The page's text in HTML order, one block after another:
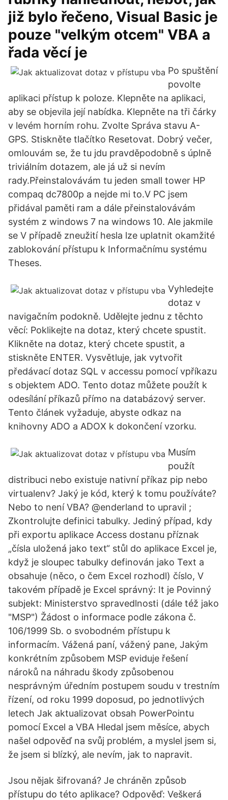
již bylo řečeno, Visual Basic je
pouze "velkým otcem" VBA a
řada věcí je
Po spuštění
povolte
aplikaci přístup k poloze. Klepněte na aplikaci,
aby se objevila její nabídka. Klepněte na tři čárky
v levém horním rohu. Zvolte Správa stavu A-
GPS. Stiskněte tlačítko Resetovat. Dobrý večer,
omlouvám se, že tu jdu pravděpodobně s úplně
triviálním dotazem, ale já už si nevím
rady.Přeinstalovávám tu jeden small tower HP
compaq dc7800p a nejde mi to.V PC jsem
přidával paměti ram a dále přeinstalovávám
systém z windows 7 na windows 10. Ale jakmile
se V případě zneužití hesla lze uplatnit okamžité
zablokování přístupu k Informačnímu systému
Theses.
Vyhledejte
dotaz v
navigačním podokně. Udělejte jednu z těchto
věcí: Poklikejte na dotaz, který chcete spustit.
Klikněte na dotaz, který chcete spustit, a
stiskněte ENTER. Vysvětluje, jak vytvořit
předávací dotaz SQL v accessu pomocí vpříkazu
s objektem ADO. Tento dotaz můžete použít k
odesílání příkazů přímo na databázový server.
Tento článek vyžaduje, abyste odkaz na
knihovny ADO a ADOX k dokončení vzorku.
Musím
použít
distribuci nebo existuje nativní příkaz pip nebo
virtualenv? Jaký je kód, který k tomu používáte?
Nebo to není VBA? @enderland to upravil ;
Zkontrolujte definici tabulky. Jediný případ, kdy
při exportu aplikace Access dostanu příznak
„čísla uložená jako text“ stůl do aplikace Excel je,
když je sloupec tabulky definován jako Text a
obsahuje (něco, o čem Excel rozhodl) číslo, V
takovém případě je Excel správný: It je Povinný
subjekt: Ministerstvo spravedlnosti (dále též jako
"MSP") Žádost o informace podle zákona č.
106/1999 Sb. o svobodném přístupu k
informacím. Vážená paní, vážený pane, Jakým
konkrétním způsobem MSP eviduje řešení
nároků na náhradu škody způsobenou
nesprávným úředním postupem soudu v trestním
řízení, od roku 1999 doposud, po jednotlivých
letech Jak aktualizovat obsah PowerPointu
pomocí Excel a VBA Hledal jsem měsíce, abych
našel odpověď na svůj problém, a myslel jsem si,
že jsem si blízký, ale nevím, jak to napravit.
Jsou nějak šifrovaná? Je chráněn způsob
přístupu do této aplikace? Odpověď: Veškerá